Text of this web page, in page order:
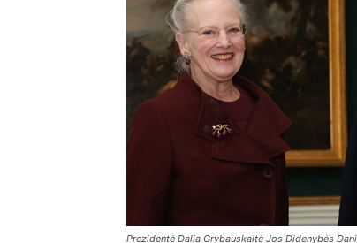
Prezidentė Dalia Grybauskaitė Jos Didenybės